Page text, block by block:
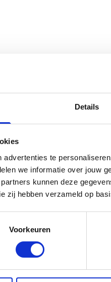
Details
te
we informatie over jouw
kunnen deze
zij hebben verzameld op
Voorkeuren